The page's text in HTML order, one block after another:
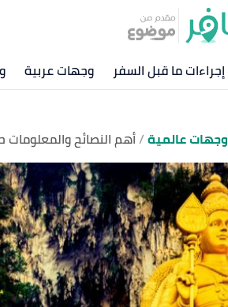
إجراءات ما قبل السفر وجهات عربية
وجهات عالمية أهم النصائح والمعلومات